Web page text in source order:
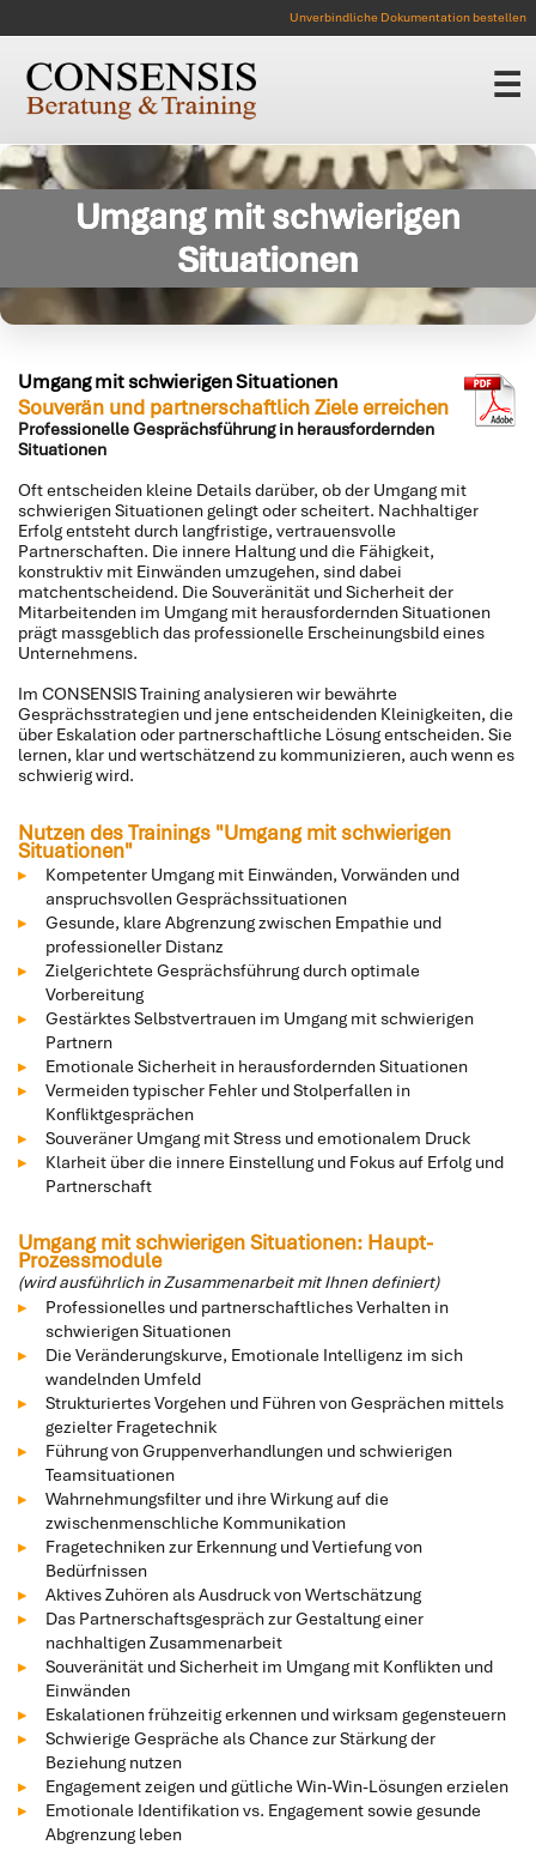
Unverbindliche Dokumentation bestellen
☰
Umgang mit schwierigen
Situationen
Umgang mit schwierigen Situationen
Souverän und partnerschaftlich Ziele erreichen
Professionelle Gesprächsführung in herausfordernden
Situationen
Oft entscheiden kleine Details darüber, ob der Umgang mit
schwierigen Situationen gelingt oder scheitert. Nachhaltiger
Erfolg entsteht durch langfristige, vertrauensvolle
Partnerschaften. Die innere Haltung und die Fähigkeit,
konstruktiv mit Einwänden umzugehen, sind dabei
matchentscheidend. Die Souveränität und Sicherheit der
Mitarbeitenden im Umgang mit herausfordernden Situationen
prägt massgeblich das professionelle Erscheinungsbild eines
Unternehmens.
Im CONSENSIS Training analysieren wir bewährte
Gesprächsstrategien und jene entscheidenden Kleinigkeiten, die
über Eskalation oder partnerschaftliche Lösung entscheiden. Sie
lernen, klar und wertschätzend zu kommunizieren, auch wenn es
schwierig wird.
Nutzen des Trainings "Umgang mit schwierigen
Situationen"
Kompetenter Umgang mit Einwänden, Vorwänden und
anspruchsvollen Gesprächssituationen
Gesunde, klare Abgrenzung zwischen Empathie und
professioneller Distanz
Zielgerichtete Gesprächsführung durch optimale
Vorbereitung
Gestärktes Selbstvertrauen im Umgang mit schwierigen
Partnern
Emotionale Sicherheit in herausfordernden Situationen
Vermeiden typischer Fehler und Stolperfallen in
Konfliktgesprächen
Souveräner Umgang mit Stress und emotionalem Druck
Klarheit über die innere Einstellung und Fokus auf Erfolg und
Partnerschaft
Umgang mit schwierigen Situationen: Haupt-
Prozessmodule
(wird ausführlich in Zusammenarbeit mit Ihnen definiert)
Professionelles und partnerschaftliches Verhalten in
schwierigen Situationen
Die Veränderungskurve, Emotionale Intelligenz im sich
wandelnden Umfeld
Strukturiertes Vorgehen und Führen von Gesprächen mittels
gezielter Fragetechnik
Führung von Gruppenverhandlungen und schwierigen
Teamsituationen
Wahrnehmungsfilter und ihre Wirkung auf die
zwischenmenschliche Kommunikation
Fragetechniken zur Erkennung und Vertiefung von
Bedürfnissen
Aktives Zuhören als Ausdruck von Wertschätzung
Das Partnerschaftsgespräch zur Gestaltung einer
nachhaltigen Zusammenarbeit
Souveränität und Sicherheit im Umgang mit Konflikten und
Einwänden
Eskalationen frühzeitig erkennen und wirksam gegensteuern
Schwierige Gespräche als Chance zur Stärkung der
Beziehung nutzen
Engagement zeigen und gütliche Win-Win-Lösungen erzielen
Emotionale Identifikation vs. Engagement sowie gesunde
Abgrenzung leben